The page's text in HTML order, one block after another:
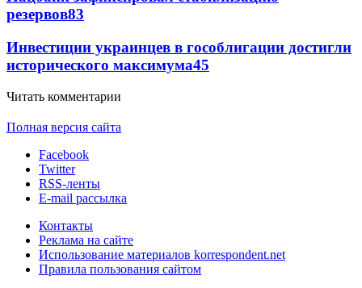
резервов83
Инвестиции украинцев в гособлигации достигли
исторического максимума45
Читать комментарии
Полная версия сайта
Facebook
Twitter
RSS-ленты
E-mail рассылка
Контакты
Реклама на сайте
Использование материалов korrespondent.net
Правила пользования сайтом